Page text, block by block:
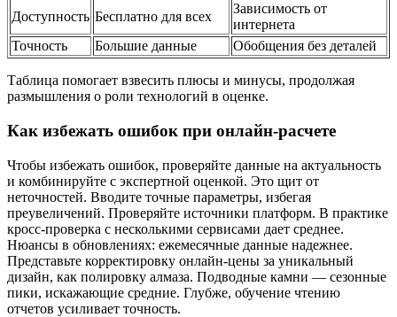
Доступность Бесплатно для всех
Зависимость от
интернета
Точность
Большие данные Обобщения без деталей
Таблица помогает взвесить плюсы и минусы, продолжая
размышления о роли технологий в оценке.
Как избежать ошибок при онлайн-расчете
Чтобы избежать ошибок, проверяйте данные на актуальность
и комбинируйте с экспертной оценкой. Это щит от
неточностей. Вводите точные параметры, избегая
преувеличений. Проверяйте источники платформ. В практике
кросс-проверка с несколькими сервисами дает среднее.
Нюансы в обновлениях: ежемесячные данные надежнее.
Представьте корректировку онлайн-цены за уникальный
дизайн, как полировку алмаза. Подводные камни — сезонные
пики, искажающие средние. Глубже, обучение чтению
отчетов усиливает точность.